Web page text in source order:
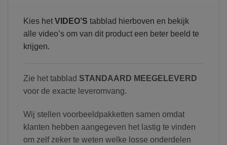
Kies het VIDEO’S tabblad hierboven en bekijk
alle video’s om van dit product een beter beeld te
krijgen.
Zie het tabblad STANDAARD MEEGELEVERD
voor de exacte leveromvang.
Wij stellen voorbeeldpakketten samen omdat
klanten hebben aangegeven het lastig te vinden
om zelf zeker te weten welke losse onderdelen